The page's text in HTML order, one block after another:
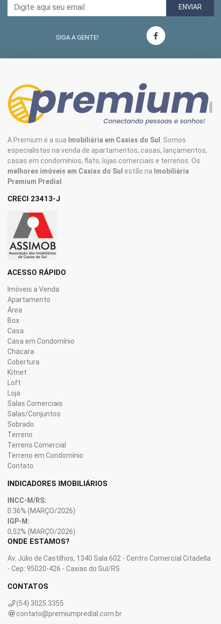
ENVIAR
SIGA A GENTE!
A Premium é a sua Imobiliária em Caxias do Sul
. Somos
especialistas na venda de apartamentos, casas, lançamentos,
casas em condomínios, flats, lojas comerciais e terrenos. Os
melhores imóveis em Caxias do Sul estão na Imobiliária
Premium Predial
CRECI 23413-J
ACESSO RÁPIDO
Imóveis a Venda
Apartamento
Área
Box
Casa
Casa em Condomínio
Chácara
Cobertura
Kitnet
Loft
Loja
Salas Comerciais
Salas/Conjuntos
Sobrado
Terreno
Terreno Comercial
Terreno em Condomínio
Contato
INDICADORES IMOBILIÁRIOS
INCC-M/RS:
0.36% (MARÇO/2026)
IGP-M:
0,52% (MARÇO/2026)
ONDE ESTAMOS?
Av. Júlio de Castilhos, 1340 Sala 602 - Centro Comercial Citadella
- Cep: 95020-426 - Caxias do Sul/RS.
CONTATOS
(54) 3025.3355
contato@premiumpredial.com.br